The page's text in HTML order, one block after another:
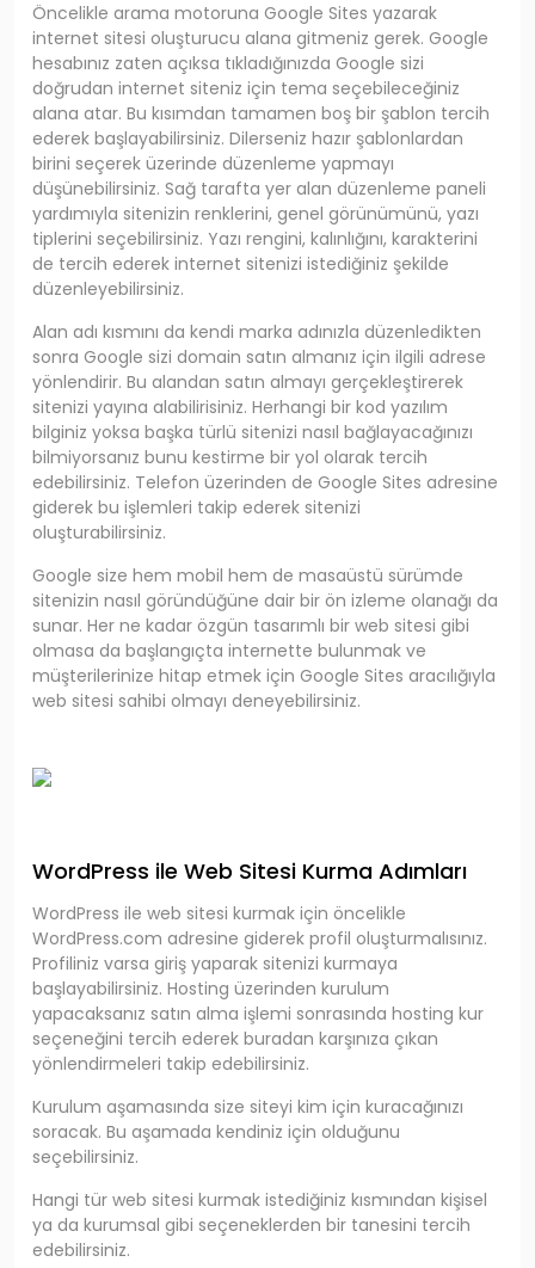
Öncelikle arama motoruna Google Sites yazarak
internet sitesi oluşturucu alana gitmeniz gerek. Google
hesabınız zaten açıksa tıkladığınızda Google sizi
doğrudan internet siteniz için tema seçebileceğiniz
alana atar. Bu kısımdan tamamen boş bir şablon tercih
ederek başlayabilirsiniz. Dilerseniz hazır şablonlardan
birini seçerek üzerinde düzenleme yapmayı
düşünebilirsiniz. Sağ tarafta yer alan düzenleme paneli
yardımıyla sitenizin renklerini, genel görünümünü, yazı
tiplerini seçebilirsiniz. Yazı rengini, kalınlığını, karakterini
de tercih ederek internet sitenizi istediğiniz şekilde
düzenleyebilirsiniz.
Alan adı kısmını da kendi marka adınızla düzenledikten
sonra Google sizi domain satın almanız için ilgili adrese
yönlendirir. Bu alandan satın almayı gerçekleştirerek
sitenizi yayına alabilirisiniz. Herhangi bir kod yazılım
bilginiz yoksa başka türlü sitenizi nasıl bağlayacağınızı
bilmiyorsanız bunu kestirme bir yol olarak tercih
edebilirsiniz. Telefon üzerinden de Google Sites adresine
giderek bu işlemleri takip ederek sitenizi
oluşturabilirsiniz.
Google size hem mobil hem de masaüstü sürümde
sitenizin nasıl göründüğüne dair bir ön izleme olanağı da
sunar. Her ne kadar özgün tasarımlı bir web sitesi gibi
olmasa da başlangıçta internette bulunmak ve
müşterilerinize hitap etmek için Google Sites aracılığıyla
web sitesi sahibi olmayı deneyebilirsiniz.
WordPress ile Web Sitesi Kurma Adımları
WordPress ile web sitesi kurmak için öncelikle
WordPress.com adresine giderek profil oluşturmalısınız.
Profiliniz varsa giriş yaparak sitenizi kurmaya
başlayabilirsiniz. Hosting üzerinden kurulum
yapacaksanız satın alma işlemi sonrasında hosting kur
seçeneğini tercih ederek buradan karşınıza çıkan
yönlendirmeleri takip edebilirsiniz.
Kurulum aşamasında size siteyi kim için kuracağınızı
soracak. Bu aşamada kendiniz için olduğunu
seçebilirsiniz.
Hangi tür web sitesi kurmak istediğiniz kısmından kişisel
ya da kurumsal gibi seçeneklerden bir tanesini tercih
edebilirsiniz.